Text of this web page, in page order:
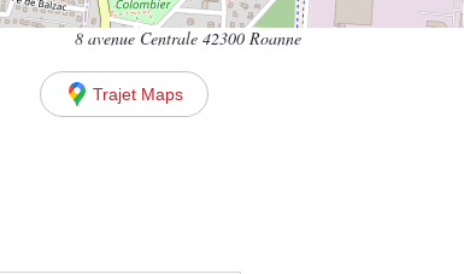
8 avenue Centrale 42300 Roanne
Trajet Maps